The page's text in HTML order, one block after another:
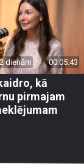
dienām 00:05:43
kā
pirmajam